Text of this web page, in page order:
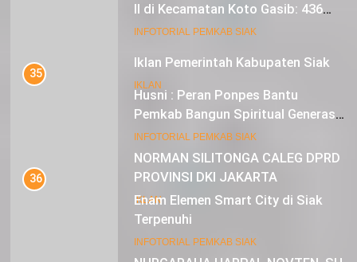
PROVINSI DKI JAKARTA
IKLAN
NURGARAHA HARPAL NOVTEN, SH
CALON ANGGOTA DPRD PROVINSI
DKI JAKARTA
IKLAN
II di Kecamatan Koto Gasib: 436
Mustahik Terima Bantuan
INFOTORIAL PEMKAB SIAK
35
Husni : Peran Ponpes Bantu
Pemkab Bangun Spiritual Generasi
Muda
INFOTORIAL PEMKAB SIAK
36
Enam Elemen Smart City di Siak
Terpenuhi
INFOTORIAL PEMKAB SIAK